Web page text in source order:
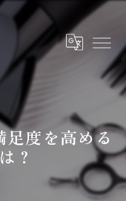
足度を高める
？